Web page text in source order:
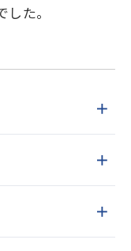
た。
＋
＋
＋